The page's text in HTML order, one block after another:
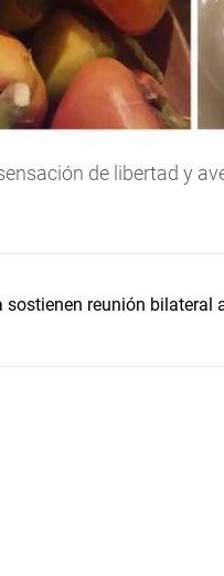
de libertad y
sostienen reunión bilateral